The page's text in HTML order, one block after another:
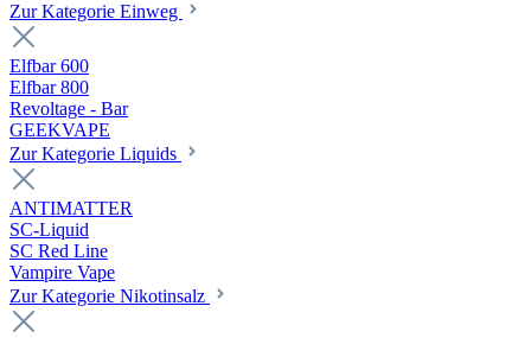
Zur Kategorie Einweg
Elfbar 600
Elfbar 800
Revoltage - Bar
GEEKVAPE
Zur Kategorie Liquids
ANTIMATTER
SC-Liquid
SC Red Line
Vampire Vape
Zur Kategorie Nikotinsalz